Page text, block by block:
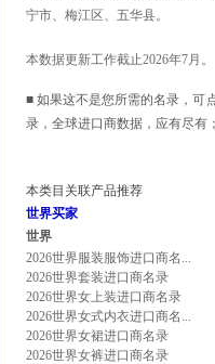
宁市、梅江区、五华县。
本数据更新工作截止2026年7月。
■ 如果这不是您所需的名录，可
录，全球进口商数据，应有尽有
本类目关联产品推荐
世界买家
世界
2026世界服装服饰进口商名...
2026世界套装进口商名录
2026世界女上装进口商名录
2026世界女式内衣进口商名...
2026世界女裙进口商名录
2026世界女裤进口商名录